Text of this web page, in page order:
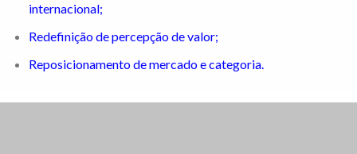
internacional;
Redefinição de percepção de valor;
Reposicionamento de mercado e categoria.